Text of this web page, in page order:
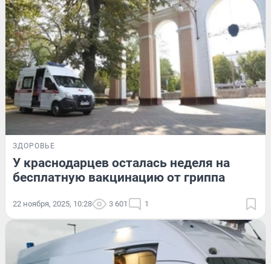
ЗДОРОВЬЕ
У краснодарцев осталась неделя на
бесплатную вакцинацию от гриппа
22 ноября, 2025, 10:28 3 601 1